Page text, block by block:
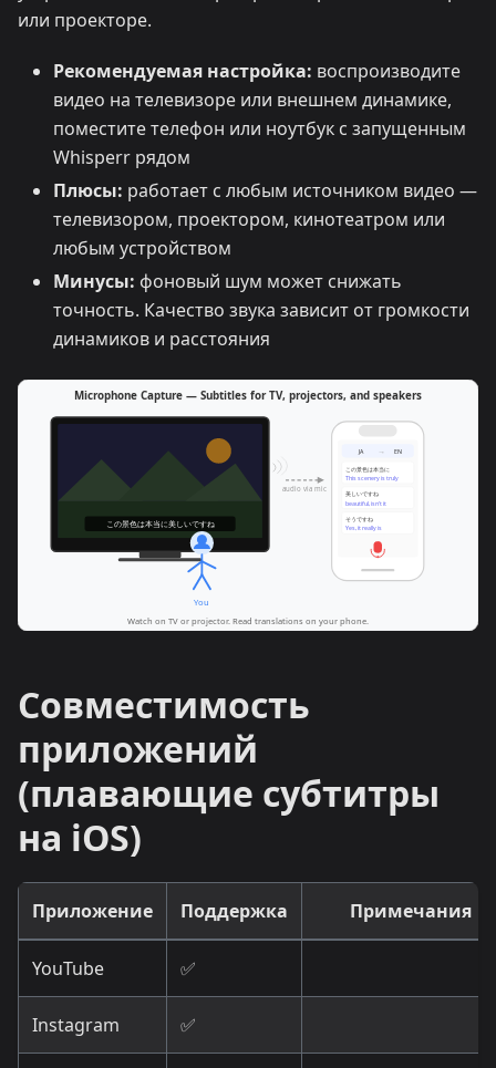
или проекторе.
Рекомендуемая настройка: воспроизводите
видео на телевизоре или внешнем динамике,
поместите телефон или ноутбук с запущенным
Whisperr рядом
Плюсы: работает с любым источником видео —
телевизором, проектором, кинотеатром или
любым устройством
Минусы: фоновый шум может снижать
точность. Качество звука зависит от громкости
динамиков и расстояния
Совместимость
приложений
(плавающие субтитры
на iOS)
Приложение Поддержка Примечания
YouTube ✅
Instagram ✅